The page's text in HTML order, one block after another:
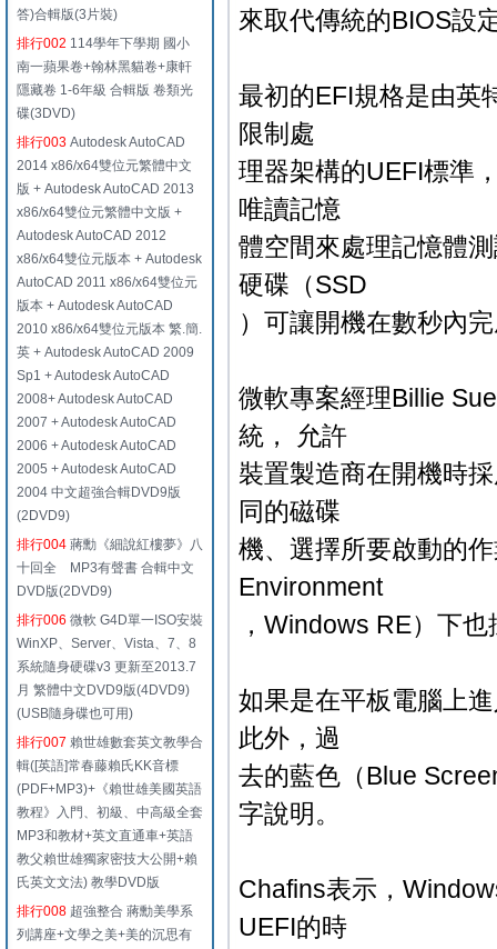
答)合輯版(3片裝)
排行002 114學年下學期 國小
南一蘋果卷+翰林黑貓卷+康軒
隱藏卷 1-6年級 合輯版 卷類光
碟(3DVD)
排行003 Autodesk AutoCAD
2014 x86/x64雙位元繁體中文
版 + Autodesk AutoCAD 2013
x86/x64雙位元繁體中文版 +
Autodesk AutoCAD 2012
x86/x64雙位元版本 + Autodesk
AutoCAD 2011 x86/x64雙位元
版本 + Autodesk AutoCAD
2010 x86/x64雙位元版本 繁.簡.
英 + Autodesk AutoCAD 2009
Sp1 + Autodesk AutoCAD
2008+ Autodesk AutoCAD
2007 + Autodesk AutoCAD
2006 + Autodesk AutoCAD
2005 + Autodesk AutoCAD
2004 中文超強合輯DVD9版
(2DVD9)
排行004 蔣勳《細說紅樓夢》八
十回全 MP3有聲書 合輯中文
DVD版(2DVD9)
排行006 微軟 G4D單一ISO安裝
WinXP、Server、Vista、7、8
系統隨身硬碟v3 更新至2013.7
月 繁體中文DVD9版(4DVD9)
(USB隨身碟也可用)
排行007 賴世雄數套英文教學合
輯([英語]常春藤賴氏KK音標
(PDF+MP3)+《賴世雄美國英語
教程》入門、初級、中高級全套
MP3和教材+英文直通車+英語
教父賴世雄獨家密技大公開+賴
氏英文文法) 教學DVD版
排行008 超強整合 蔣勳美學系
列講座+文學之美+美的沉思有
來取代傳統的BIOS設
最初的EFI規格是由英
限制處
理器架構的UEFI標準
唯讀記憶
體空間來處理記憶體
硬碟（SSD
）可讓開機在數秒內
微軟專案經理Billie
統， 允許
裝置製造商在開機時
同的磁碟
機、選擇所要啟動的
Environment
，Windows RE）下
如果是在平板電腦上
此外，過
去的藍色（Blue
字說明。
Chafins表示，
UEFI的時